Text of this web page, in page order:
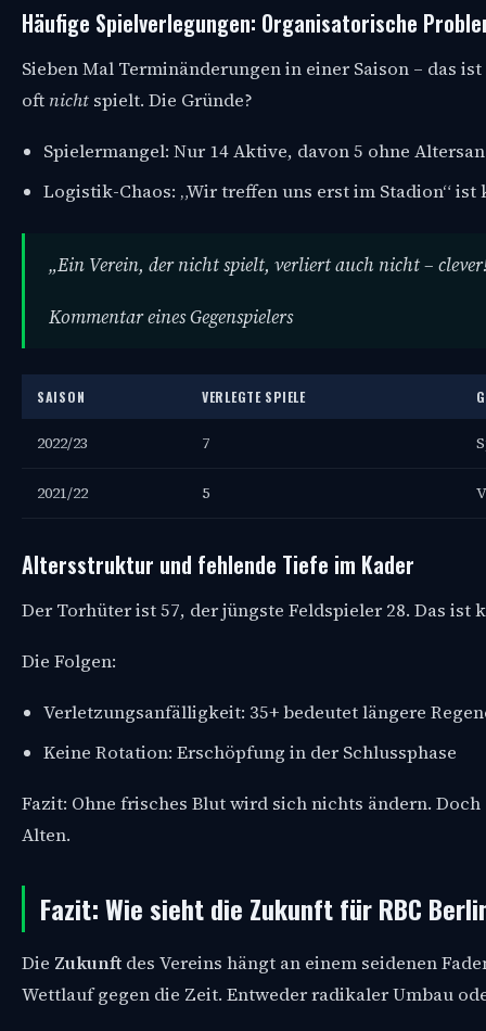
Häufige Spielverlegungen: Organisatorische
Sieben Mal Terminänderungen in einer Saison – das
oft nicht spielt. Die Gründe?
Spielermangel: Nur 14 Aktive, davon 5 ohne
Logistik-Chaos: „Wir treffen uns erst im Stadion“ ist
„Ein Verein, der nicht spielt, verliert auch nicht –
Kommentar eines Gegenspielers
SAISON VERLEGTE SPIELE
2022/23 7
2021/22 5
Altersstruktur und fehlende Tiefe im Kader
Der Torhüter ist 57, der jüngste Feldspieler 28. Das ist
Die Folgen:
Verletzungsanfälligkeit: 35+ bedeutet längere
Keine Rotation: Erschöpfung in der Schlussphase
Fazit: Ohne frisches Blut wird sich nichts ändern.
Alten.
Fazit: Wie sieht die Zukunft für RBC
Die Zukunft des Vereins hängt an einem seidenen
Wettlauf gegen die Zeit. Entweder radikaler Umbau